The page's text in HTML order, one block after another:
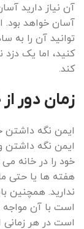
آن نیاز دارید
آسان خواهد بود.
توانید آن را به
کنید، اما یک
کند.
زمان دور
ایمن نگه داشتن
ایمن نگه داشتن
خود را در خانه می
هفته ها یا حتی
ندارید. همچنین
است با آن مواجه
است در هر زمانی